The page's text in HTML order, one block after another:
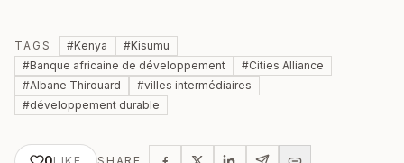
TAGS #Kenya #Kisumu
#Banque africaine de développement #Cities Alliance
#Albane Thirouard #villes intermédiaires
#développement durable